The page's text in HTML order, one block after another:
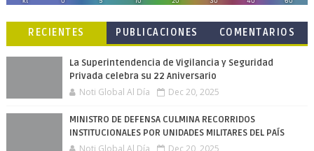
RECIENTES
PUBLICACIONES
COMENTARIOS
La Superintendencia de Vigilancia y Seguridad
Privada celebra su 22 Aniversario
Noti Global Al Día Dec 20, 2025
MINISTRO DE DEFENSA CULMINA RECORRIDOS
INSTITUCIONALES POR UNIDADES MILITARES DEL PAÍS